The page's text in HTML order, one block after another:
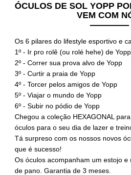
ÓCULOS DE SOL YOPP
VEM COM
Os 6 pilares do lifestyle esportivo e
1º - Ir pro rolê (ou rolé hehe) de Yopp
2º - Correr sua prova alvo de Yopp
3º - Curtir a praia de Yopp
4º - Torcer pelos amigos de Yopp
5º - Viajar o mundo de Yopp
6º - Subir no pódio de Yopp
Chegou a coleção HEXAGONAL
óculos para o seu dia de lazer e
Tá surpreso com os nossos novos
que é sucesso!
Os óculos acompanham um estojo
de pano. Garantia de 3 meses.